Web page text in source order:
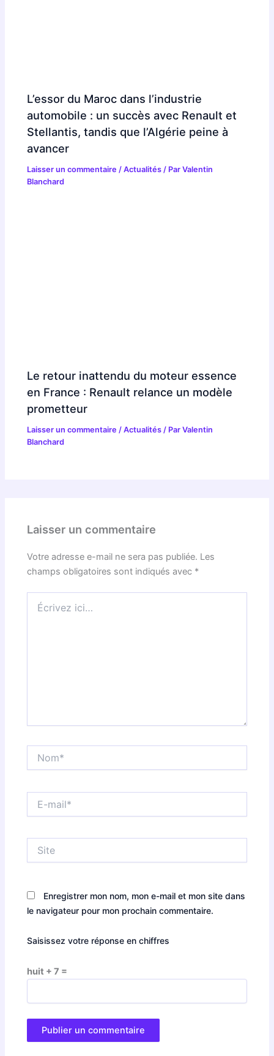
L’essor du Maroc dans l’industrie
automobile : un succès avec Renault et
Stellantis, tandis que l’Algérie peine à
avancer
Laisser un commentaire /Actualités / ParValentin
Blanchard
Le retour inattendu du moteur essence
en France : Renault relance un modèle
prometteur
Laisser un commentaire /Actualités / ParValentin
Blanchard
Laisser un commentaire
Votre adresse e-mail ne sera pas publiée. Les
champs obligatoires sont indiqués avec *
ici…
mail*
Enregistrer mon nom, mon e-mail et mon site dans
le navigateur pour mon prochain commentaire.
Saisissez votre réponse en chiffres
huit + 7 =